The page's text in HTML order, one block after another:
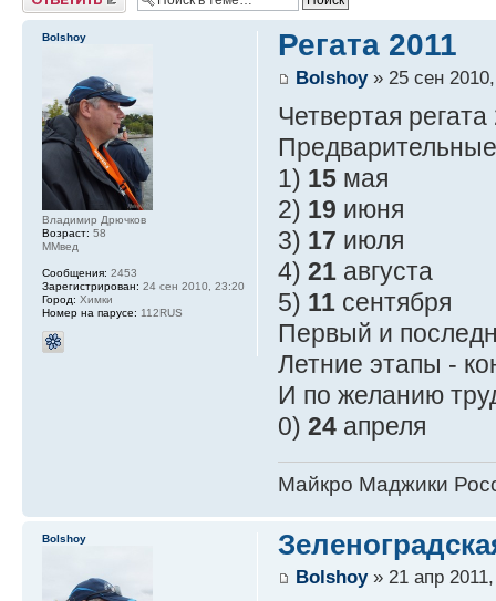
Регата 2011
Bolshoy» 25 сен
Четвертая регата
1) 15мая
2) 19 июня
3) 17 июля
4) 21 августа
5) 11сентября
Первый и
Летние этапы -
И по желанию
0) 24апреля
Майкро Маджики
Bolshoy
Владимир Дрючков
Возраст: 58
ММвед
Сообщения: 2453
Зарегистрирован: 24 сен 2010, 23:20
Город: Химки
Номер на парусе: 112RUS
Bolshoy» 21 апр
Bolshoy